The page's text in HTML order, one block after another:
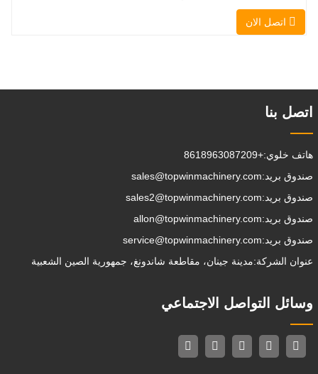
، التراص ، الرفع ، الحفر ، الحفر ، السحق ،
الإمساك ، الدفع ، تخفيف التربة ، الخنادق
التي تختار القيام بها.يمكن
اتصل الان
اتصل بنا
هاتف خلوي:+8618963087209
صندوق بريد:sales@topwinmachinery.com
صندوق بريد:sales2@topwinmachinery.com
صندوق بريد:allon@topwinmachinery.com
صندوق بريد:service@topwinmachinery.com
عنوان الشركة:مدينة جينان، مقاطعة شاندونغ، جمهورية الصين الشعبية
وسائل التواصل الاجتماعي